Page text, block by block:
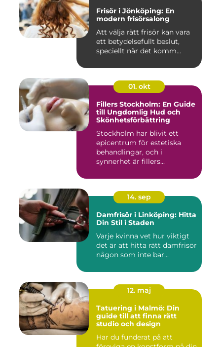
Frisör i Jönköping: En
modern frisörsalong
Att välja rätt frisör kan vara
ett betydelsefullt beslut,
speciellt när det komm...
01. okt
Fillers Stockholm: En Guide
till Ungdomlig Hud och
Skönhetsförbättring
Stockholm har blivit ett
epicentrum för estetiska
behandlingar, och i
synnerhet är fillers...
14. sep
Damfrisör i Linköping: Hitta
Din Stil i Staden
Varje kvinna vet hur viktigt
det är att hitta rätt damfrisör
någon som inte bar...
12. maj
Tatuering i Malmö: Din
guide till att finna rätt
studio och design
Har du funderat på att